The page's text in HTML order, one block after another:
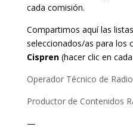
cada comisión.
Compartimos aquí las
seleccionados/as para los
Cispren(hacer clic en
Operador Técnico de Radio
Productor de Contenidos
—